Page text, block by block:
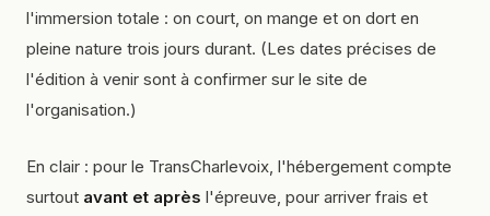
l'immersion totale : on court, on mange et on dort en
pleine nature trois jours durant. (Les dates précises de
l'édition à venir sont à confirmer sur le site de
l'organisation.)
En clair : pour le TransCharlevoix, l'hébergement compte
surtout avant et après l'épreuve, pour arriver frais et